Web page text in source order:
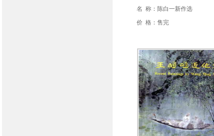
名 称：陈白一新作选
价 格：售完